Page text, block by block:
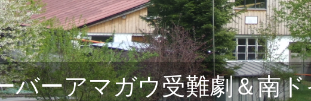
バーアマガウ受難劇＆南